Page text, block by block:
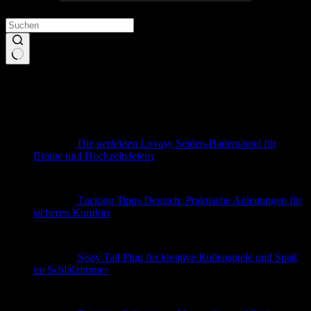
Die perfekten Lovasy Seiden-Bademäntel für
Bräute und Hochzeitsfeiern
Tucking Tipps Deutsch: Praktische Anleitungen für
sicheren Komfort
Sissy Tail Plug für kreative Rollenspiele und Spaß
im Schlafzimmer